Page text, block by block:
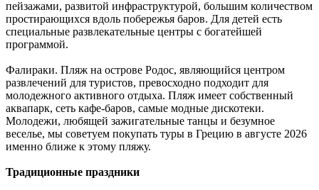
пейзажами, развитой инфраструктурой, большим количеством
простирающихся вдоль побережья баров. Для детей есть
специальные развлекательные центры с богатейшей
программой.
Фалираки. Пляж на острове Родос, являющийся центром
развлечений для туристов, превосходно подходит для
молодежного активного отдыха. Пляж имеет собственный
аквапарк, сеть кафе-баров, самые модные дискотеки.
Молодежи, любящей зажигательные танцы и безумное
веселье, мы советуем покупать туры в Грецию в августе 2026
именно ближе к этому пляжу.
Традиционные праздники